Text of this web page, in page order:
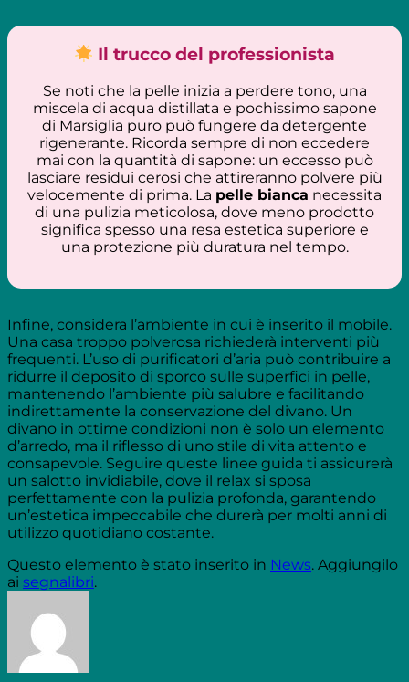
Il trucco del professionista
Se noti che la pelle inizia a perdere tono, una
miscela di acqua distillata e pochissimo sapone
di Marsiglia puro può fungere da detergente
rigenerante. Ricorda sempre di non eccedere
mai con la quantità di sapone: un eccesso può
lasciare residui cerosi che attireranno polvere più
velocemente di prima. La pelle bianca necessita
di una pulizia meticolosa, dove meno prodotto
significa spesso una resa estetica superiore e
una protezione più duratura nel tempo.
Infine, considera l’ambiente in cui è inserito il mobile.
Una casa troppo polverosa richiederà interventi più
frequenti. L’uso di purificatori d’aria può contribuire a
ridurre il deposito di sporco sulle superfici in pelle,
mantenendo l’ambiente più salubre e facilitando
indirettamente la conservazione del divano. Un
divano in ottime condizioni non è solo un elemento
d’arredo, ma il riflesso di uno stile di vita attento e
consapevole. Seguire queste linee guida ti assicurerà
un salotto invidiabile, dove il relax si sposa
perfettamente con la pulizia profonda, garantendo
un’estetica impeccabile che durerà per molti anni di
utilizzo quotidiano costante.
Questo elemento è stato inserito in News. Aggiungilo
ai segnalibri.